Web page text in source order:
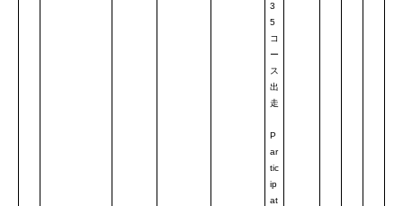
3
5
コ
ー
ス
出
走
P
ar
tic
ip
at